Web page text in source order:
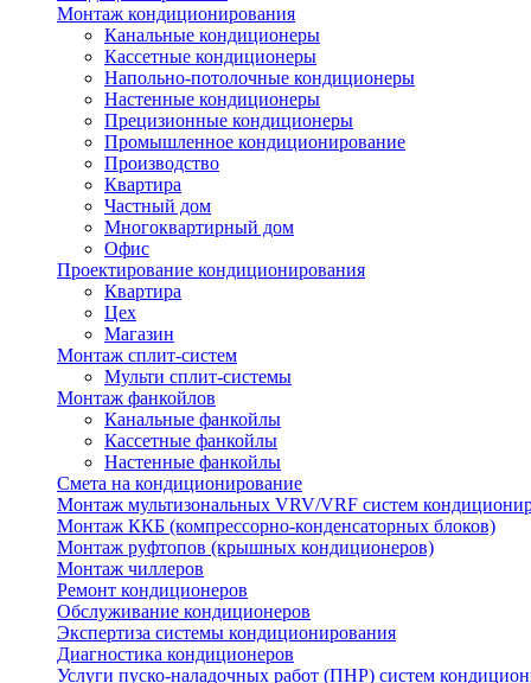
Монтаж кондиционирования
Канальные кондиционеры
Кассетные кондиционеры
Напольно-потолочные кондиционеры
Настенные кондиционеры
Прецизионные кондиционеры
Промышленное кондиционирование
Производство
Квартира
Частный дом
Многоквартирный дом
Офис
Проектирование кондиционирования
Квартира
Цех
Магазин
Монтаж сплит-систем
Мульти сплит-системы
Монтаж фанкойлов
Канальные фанкойлы
Кассетные фанкойлы
Настенные фанкойлы
Смета на кондиционирование
Монтаж мультизональных VRV/VRF систем
Монтаж ККБ (компрессорно-конденсаторных блоков)
Монтаж руфтопов (крышных кондиционеров)
Монтаж чиллеров
Ремонт кондиционеров
Обслуживание кондиционеров
Экспертиза системы кондиционирования
Диагностика кондиционеров
Услуги пуско-наладочных работ (ПНР) систем